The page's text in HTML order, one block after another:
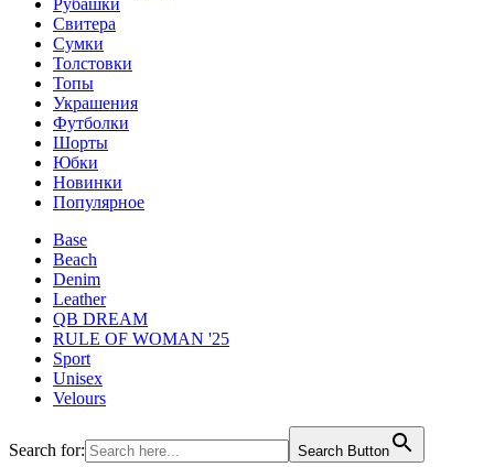
Рубашки
Свитера
Сумки
Толстовки
Топы
Украшения
Футболки
Шорты
Юбки
Новинки
Популярное
Base
Beach
Denim
Leather
QB DREAM
RULE OF WOMAN '25
Sport
Unisex
Velours
Search for: Search Button